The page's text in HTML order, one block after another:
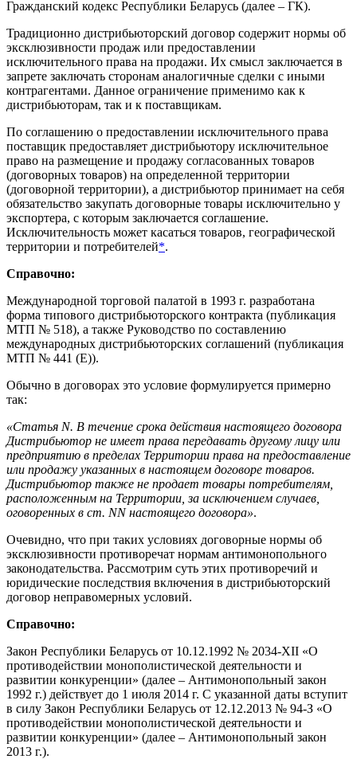
Гражданский кодекс Республики Беларусь (далее – ГК).
Традиционно дистрибьюторский договор содержит нормы об
эксклюзивности продаж или предоставлении
исключительного права на продажи. Их смысл заключается в
запрете заключать сторонам аналогичные сделки с иными
контрагентами. Данное ограничение применимо как к
дистрибьюторам, так и к поставщикам.
По соглашению о предоставлении исключительного права
поставщик предоставляет дистрибьютору исключительное
право на размещение и продажу согласованных товаров
(договорных товаров) на определенной территории
(договорной территории), а дистрибьютор принимает на себя
обязательство закупать договорные товары исключительно у
экспортера, с которым заключается соглашение.
Исключительность может касаться товаров, географической
территории и потребителей*.
Справочно:
Международной торговой палатой в 1993 г. разработана
форма типового дистрибьюторского контракта (публикация
МТП № 518), а также Руководство по составлению
международных дистрибьюторских соглашений (публикация
МТП № 441 (Е)).
Обычно в договорах это условие формулируется примерно
так:
«Статья N. В течение срока действия настоящего договора
Дистрибьютор не имеет права передавать другому лицу или
предприятию в пределах Территории права на предоставление
или продажу указанных в настоящем договоре товаров.
Дистрибьютор также не продает товары потребителям,
расположенным на Территории, за исключением случаев,
оговоренных в ст. NN настоящего договора».
Очевидно, что при таких условиях договорные нормы об
эксклюзивности противоречат нормам антимонопольного
законодательства. Рассмотрим суть этих противоречий и
юридические последствия включения в дистрибьюторский
договор неправомерных условий.
Справочно:
Закон Республики Беларусь от 10.12.1992 № 2034-XІІ «О
противодействии монополистической деятельности и
развитии конкуренции» (далее – Антимонопольный закон
1992 г.) действует до 1 июля 2014 г. С указанной даты вступит
в силу Закон Республики Беларусь от 12.12.2013 № 94-З «О
противодействии монополистической деятельности и
развитии конкуренции» (далее – Антимонопольный закон
2013 г.).